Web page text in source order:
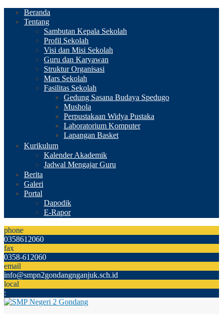
Beranda
Tentang
Sambutan Kepala Sekolah
Profil Sekolah
Visi dan Misi Sekolah
Guru dan Karyawan
Struktur Organisasi
Mars Sekolah
Fasilitas Sekolah
Gedung Sasana Budaya Spedugo
Mushola
Perpustakaan Widya Pustaka
Laboratorium Komputer
Lapangan Basket
Kurikulum
Kalender Akademik
Jadwal Mengajar Guru
Berita
Galeri
Portal
Dapodik
E-Rapor
phone
0358612060
fax
0358-612060
email
info@smpn2gondangnganjuk.sch.id
local
: